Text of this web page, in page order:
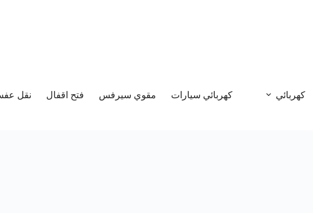
كهربائي كهربائي سيارات مقوي سيرفس فتح اقفال نقل